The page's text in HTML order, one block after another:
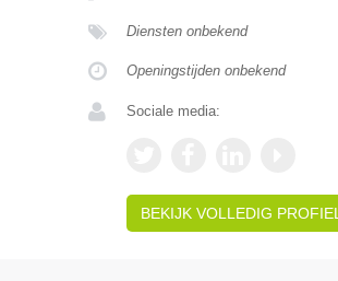
Diensten onbekend
Openingstijden onbekend
Sociale media:
BEKIJK VOLLEDIG PROFIEL